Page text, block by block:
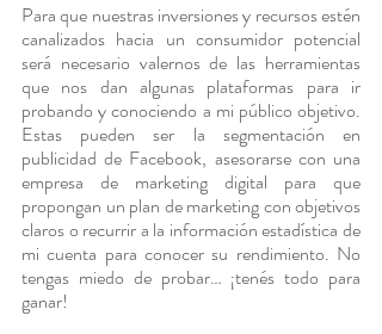
Para que nuestras inversiones y recursos estén
canalizados hacia un consumidor potencial
será necesario valernos de las herramientas
que nos dan algunas plataformas para ir
probando y conociendo a mi público objetivo.
Estas pueden ser la segmentación en
publicidad de Facebook, asesorarse con una
empresa de marketing digital para que
propongan un plan de marketing con objetivos
claros o recurrir a la información estadística de
mi cuenta para conocer su rendimiento. No
tengas miedo de probar… ¡tenés todo para
ganar!